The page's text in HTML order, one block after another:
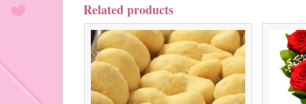
Related products